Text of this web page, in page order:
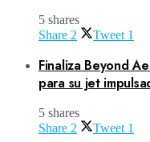
5 shares
Share 2 Tweet 1
Finaliza Beyond
para su jet
5 shares
Share 2 Tweet 1